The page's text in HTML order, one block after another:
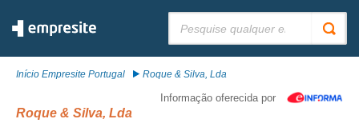
Início Empresite Portugal Roque & Silva, Lda
Informação oferecida por
Roque & Silva, Lda